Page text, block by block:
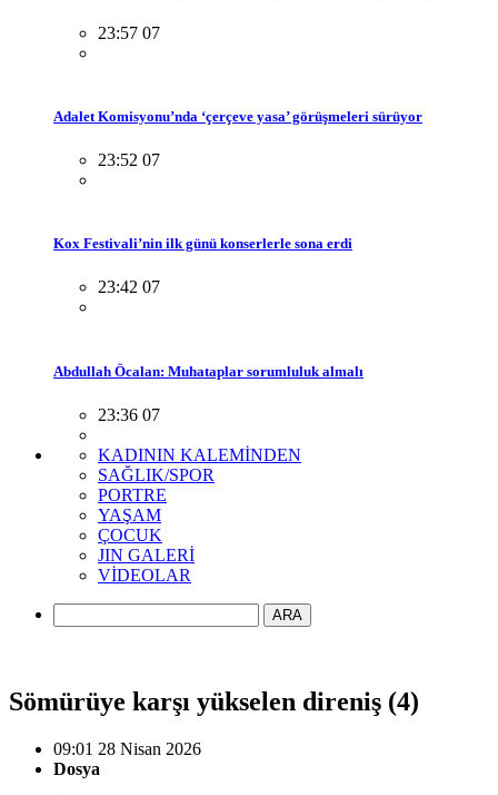
23:57 07
Adalet Komisyonu’nda ‘çerçeve yasa’ görüşmeleri sürüyor
23:52 07
Kox Festivali’nin ilk günü konserlerle sona erdi
23:42 07
Abdullah Öcalan: Muhataplar sorumluluk almalı
23:36 07
KADININ KALEMİNDEN
SAĞLIK/SPOR
PORTRE
YAŞAM
ÇOCUK
JIN GALERİ
VİDEOLAR
ARA
Sömürüye karşı yükselen direniş (4)
09:01 28 Nisan 2026
Dosya